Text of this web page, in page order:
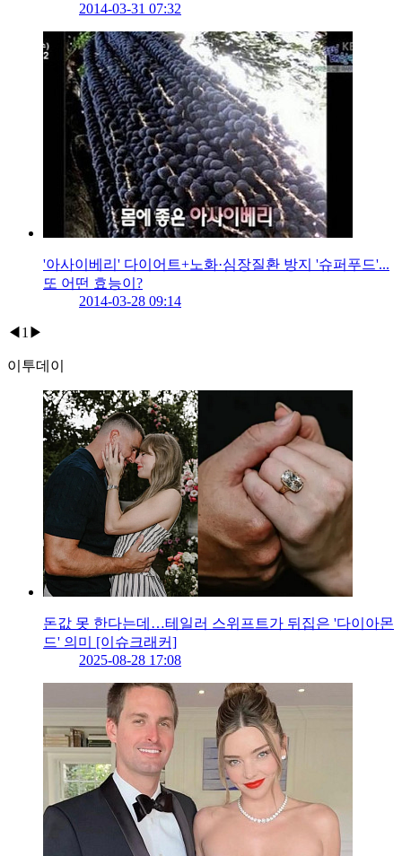
2014-03-31 07:32
'아사이베리' 다이어트+노화·심장질환 방지 '슈퍼푸드'...
또 어떤 효능이?
2014-03-28 09:14
◀ 1 ▶
이투데이
돈값 못 한다는데…테일러 스위프트가 뒤집은 '다이아몬
드' 의미 [이슈크래커]
2025-08-28 17:08